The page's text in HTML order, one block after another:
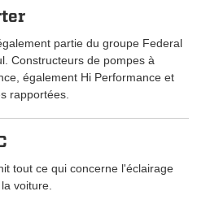
partie du groupe Federal
Constructeurs de pompes à
également Hi Performance et
rapportées.
tout ce qui concerne l'éclairage
voiture.